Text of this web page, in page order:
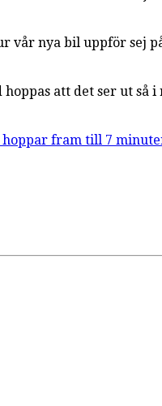
vår nya bil uppför sej
att det ser ut
fram till 7